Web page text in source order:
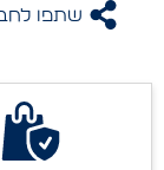
שתפו